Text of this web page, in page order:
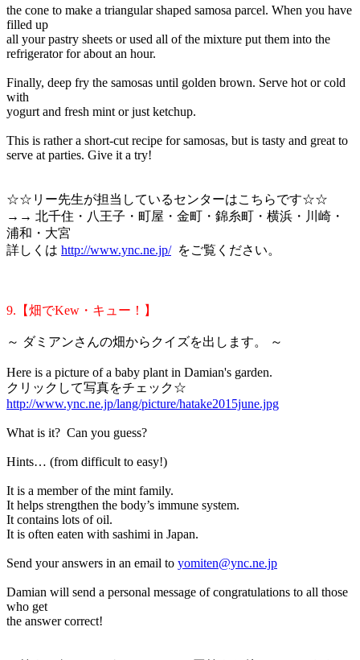
the cone to make a triangular shaped samosa parcel. When you have
filled up
all your pastry sheets or used all of the mixture put them into the
refrigerator for about an hour.
Finally, deep fry the samosas until golden brown. Serve hot or cold
with
yogurt and fresh mint or just ketchup.
This is rather a short-cut recipe for samosas, but is tasty and great to
serve at parties. Give it a try!
☆☆リー先生が担当しているセンターはこちらです☆☆
→→ 北千住・八王子・町屋・金町・錦糸町・横浜・川崎・
浦和・大宮
詳しくは http://www.ync.ne.jp/をご覧ください。
9.【畑でKew・キュー！】
～ ダミアンさんの畑からクイズを出します。 ～
Here is a picture of a baby plant in Damian's garden.
クリックして写真をチェック☆
http://www.ync.ne.jp/lang/picture/hatake2015june.jpg
What is it? Can you guess?
Hints… (from difficult to easy!)
It is a member of the mint family.
It helps strengthen the body’s immune system.
It contains lots of oil.
It is often eaten with sashimi in Japan.
Send your answers in an email to yomiten@ync.ne.jp
Damian will send a personal message of congratulations to all those
who get
the answer correct!